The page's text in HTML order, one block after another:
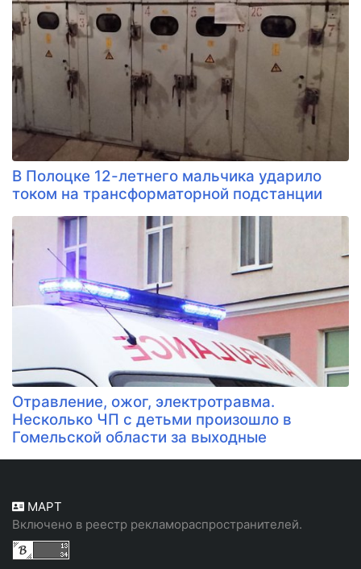
В Полоцке 12-летнего мальчика ударило
током на трансформаторной подстанции
Отравление, ожог, электротравма.
Несколько ЧП с детьми произошло в
Гомельской области за выходные
МАРТ
Включено в реестр рекламораспространителей.